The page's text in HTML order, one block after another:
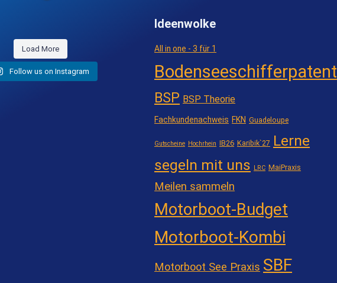
Load More
Follow us on Instagram
Ideenwolke
All in one - 3 für 1
Bodenseeschifferpatent
BSP BSP Theorie
Fachkundenachweis FKN Guadeloupe
Gutscheine Hochrhein IB26 Karibik`27 Lerne
segeln mit uns
LRC MaiPraxis
Meilen sammeln
Motorboot-Budget
Motorboot-Kombi
Motorboot See Praxis SBF